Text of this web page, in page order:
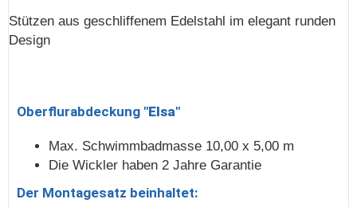
Stützen aus geschliffenem Edelstahl im elegant runden
Design
Oberflurabdeckung "Elsa"
Max. Schwimmbadmasse 10,00 x 5,00 m
Die Wickler haben 2 Jahre Garantie
Der Montagesatz beinhaltet: